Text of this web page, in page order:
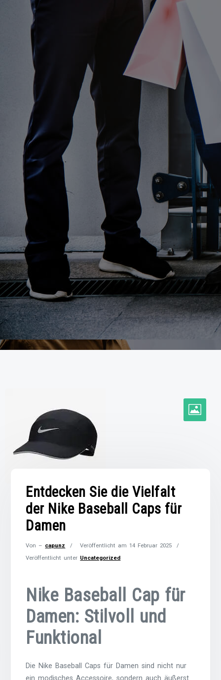
Entdecken Sie die Vielfalt
der Nike Baseball Caps für
Damen
Von – capunz Veröffentlicht am14 Februar 2025
Veröffentlicht unter Uncategorized
Nike Baseball Cap für
Damen: Stilvoll und
Funktional
Die Nike Baseball Caps für Damen sind nicht nur
ein modisches Accessoire, sondern auch äußerst